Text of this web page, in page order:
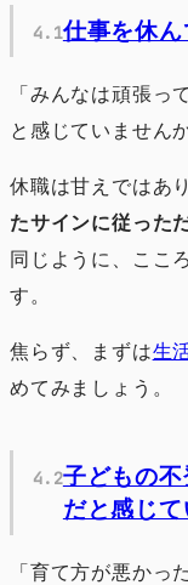
仕事を休
「みんなは頑張っ
と感じていませんか
休職は甘えではあ
たサインに従った
同じように、ここ
す。
焦らず、まずは生
めてみましょう。
子どもの
だと感じ
「育て方が悪かっ